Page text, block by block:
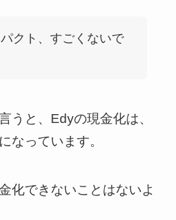
クト、すごくないで
うと、Edyの現金化は、
なっています。
化できないことはないよ